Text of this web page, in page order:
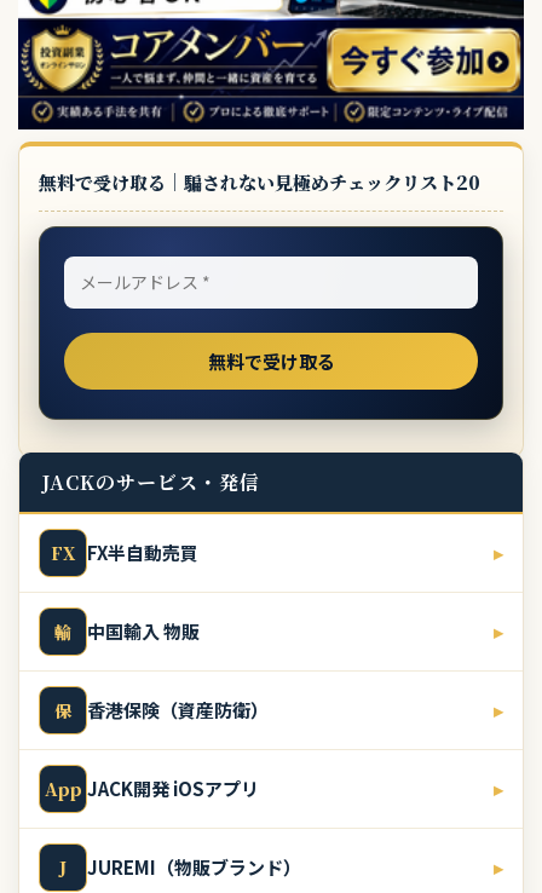
無料で受け取る｜騙されない見極めチェックリスト20
JACKのサービス・発信
FX FX半自動売買 ▸
輸 中国輸入 物販 ▸
保 香港保険（資産防衛） ▸
App JACK開発 iOSアプリ ▸
J JUREMI（物販ブランド） ▸